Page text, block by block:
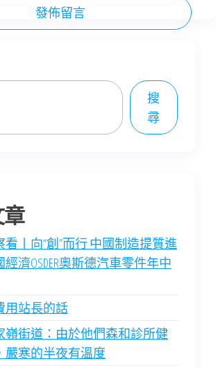
搜
尋
丨向“創”而行 中國制造提質進
濟OSDER奧斯德汽車零件年中
用站長的話
嶺街道：由於他們森和診所健
嚴寒的半夜有溫度